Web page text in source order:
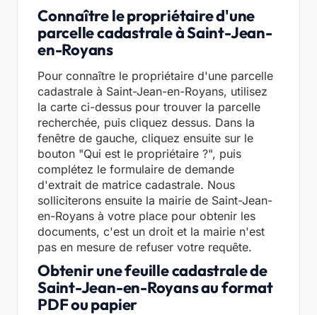
Connaître le propriétaire d'une
parcelle cadastrale à Saint-Jean-
en-Royans
Pour connaître le propriétaire d'une parcelle
cadastrale à Saint-Jean-en-Royans, utilisez
la carte ci-dessus pour trouver la parcelle
recherchée, puis cliquez dessus. Dans la
fenêtre de gauche, cliquez ensuite sur le
bouton "Qui est le propriétaire ?", puis
complétez le formulaire de demande
d'extrait de matrice cadastrale. Nous
solliciterons ensuite la mairie de Saint-Jean-
en-Royans à votre place pour obtenir les
documents, c'est un droit et la mairie n'est
pas en mesure de refuser votre requête.
Obtenir une feuille cadastrale de
Saint-Jean-en-Royans au format
PDF ou papier